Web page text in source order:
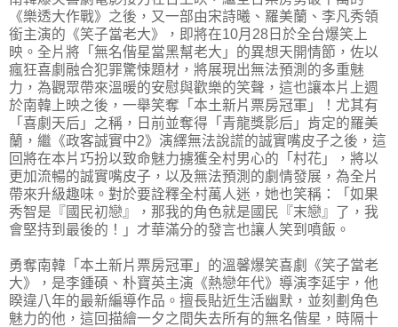
《樂透大作戰》之後，又一部由宋詩曦、羅美蘭、李凡秀領
銜主演的《笑子當老大》，即將在10月28日於全台爆笑上
映。全片將「無名偕星當黑幫老大」的異想天開情節，佐以
瘋狂喜劇融合犯罪驚悚題材，將展現出無法預測的多重魅
力，為觀眾帶來溫暖的安慰與歡樂的笑聲，這也讓本片上週
於南韓上映之後，一舉笑奪「本土新片票房冠軍」！尤其有
「喜劇天后」之稱，日前並奪得「青龍獎影后」肯定的羅美
蘭，繼《政客誠實中2》演繹無法說謊的誠實嘴皮子之後，這
回將在本片巧扮以致命魅力擄獲全村男心的「村花」，將以
更加流暢的誠實嘴皮子，以及無法預測的劇情發展，為全片
帶來升級趣味。對於要詮釋全村萬人迷，她也笑稱：「如果
秀智是『國民初戀』，那我的角色就是國民『末戀』了，我
會堅持到最後的！」才華滿分的發言也讓人笑到噴飯。
勇奪南韓「本土新片票房冠軍」的溫馨爆笑喜劇《笑子當老
大》，是李鍾碩、朴寶英主演《熱戀年代》導演李延宇，他
睽違八年的最新編導作品。擅長貼近生活幽默，並刻劃角色
魅力的他，這回描繪一夕之間失去所有的無名偕星，時隔十